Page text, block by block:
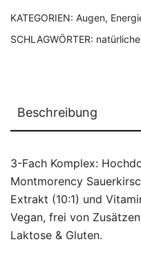
KATEGORIEN: Augen,
SCHLAGWÖRTER:
Beschreibung
3-Fach Komplex:
Montmorency
Extrakt (10:1) und
Vegan, frei von
Laktose & Gluten.